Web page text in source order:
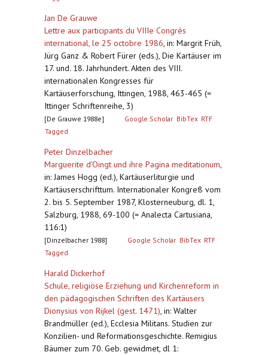
Jan De Grauwe
Lettre aux participants du VIIIe Congrès
international, le 25 octobre 1986, in: Margrit Früh,
Jürg Ganz & Robert Fürer (eds.), Die Kartäuser im
17. und. 18. Jahrhundert. Akten des VIII.
internationalen Kongresses für
Kartäuserforschung, Ittingen, 1988, 463-465 (=
Ittinger Schriftenreihe, 3)
[De Grauwe 1988e] Google Scholar BibTex RTF
Tagged
Peter Dinzelbacher
Marguerite d'Oingt und ihre Pagina meditationum,
in: James Hogg (ed.), Kartäuserliturgie und
Kartäuserschrifttum. Internationaler Kongreß vom
2. bis 5. September 1987, Klosterneuburg, dl. 1,
Salzburg, 1988, 69-100 (= Analecta Cartusiana,
116:1)
[Dinzelbacher 1988] Google Scholar BibTex RTF
Tagged
Harald Dickerhof
Schule, religiöse Erziehung und Kirchenreform in
den pädagogischen Schriften des Kartäusers
Dionysius von Rijkel (gest. 1471), in: Walter
Brandmüller (ed.), Ecclesia Militans. Studien zur
Konzilien- und Reformationsgeschichte. Remigius
Bäumer zum 70. Geb. gewidmet, dl 1: